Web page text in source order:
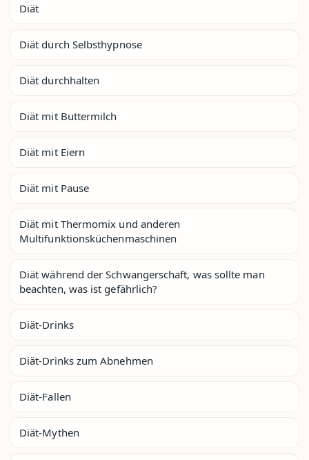
Diät
Diät durch Selbsthypnose
Diät durchhalten
Diät mit Buttermilch
Diät mit Eiern
Diät mit Pause
Diät mit Thermomix und anderen
Multifunktionsküchenmaschinen
Diät während der Schwangerschaft, was sollte man
beachten, was ist gefährlich?
Diät-Drinks
Diät-Drinks zum Abnehmen
Diät-Fallen
Diät-Mythen